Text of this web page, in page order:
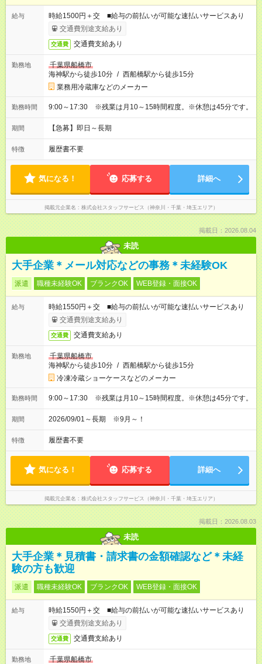
給与
時給1500円＋交 ■給与の前払いが可能な速払いサービスあり
交通費別途支給あり
交通費 交通費支給あり
勤務地
千葉県船橋市
海神駅から徒歩10分 / 西船橋駅から徒歩15分
業務用冷蔵庫などのメーカー
勤務時間 9:00～17:30 ※残業は月10～15時間程度。※休憩は45分です。
期間 【急募】即日～長期
特徴 履歴書不要
気になる！ 応募する 詳細へ
掲載元企業名 株式会社スタッフサービス（神奈川・千葉・埼玉エリア）
掲載日：2026.08.04
未読
大手企業＊メール対応などの事務＊未経験OK
派遣 職種未経験OK ブランクOK WEB登録・面接OK
給与
時給1550円＋交 ■給与の前払いが可能な速払いサービスあり
交通費別途支給あり
交通費 交通費支給あり
勤務地
千葉県船橋市
海神駅から徒歩10分 / 西船橋駅から徒歩15分
冷凍冷蔵ショーケースなどのメーカー
勤務時間 9:00～17:30 ※残業は月10～15時間程度。※休憩は45分です。
期間 2026/09/01～長期 ※9月～！
特徴 履歴書不要
気になる！ 応募する 詳細へ
掲載元企業名 株式会社スタッフサービス（神奈川・千葉・埼玉エリア）
掲載日：2026.08.03
未読
大手企業＊見積書・請求書の金額確認など＊未経
験の方も歓迎
派遣 職種未経験OK ブランクOK WEB登録・面接OK
給与
時給1550円＋交 ■給与の前払いが可能な速払いサービスあり
交通費別途支給あり
交通費 交通費支給あり
勤務地
千葉県船橋市